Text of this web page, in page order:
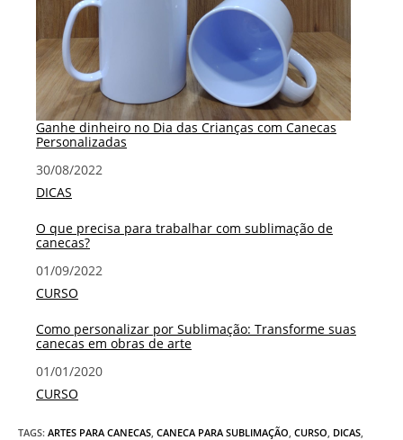
Ganhe dinheiro no Dia das Crianças com Canecas
Personalizadas
Data
30/08/2022
Em relação a
DICAS
O que precisa para trabalhar com sublimação de
canecas?
Data
01/09/2022
Em relação a
CURSO
Como personalizar por Sublimação: Transforme suas
canecas em obras de arte
Data
01/01/2020
Em relação a
CURSO
TAGS: ARTES PARA CANECAS, CANECA PARA SUBLIMAÇÃO, CURSO, DICAS,